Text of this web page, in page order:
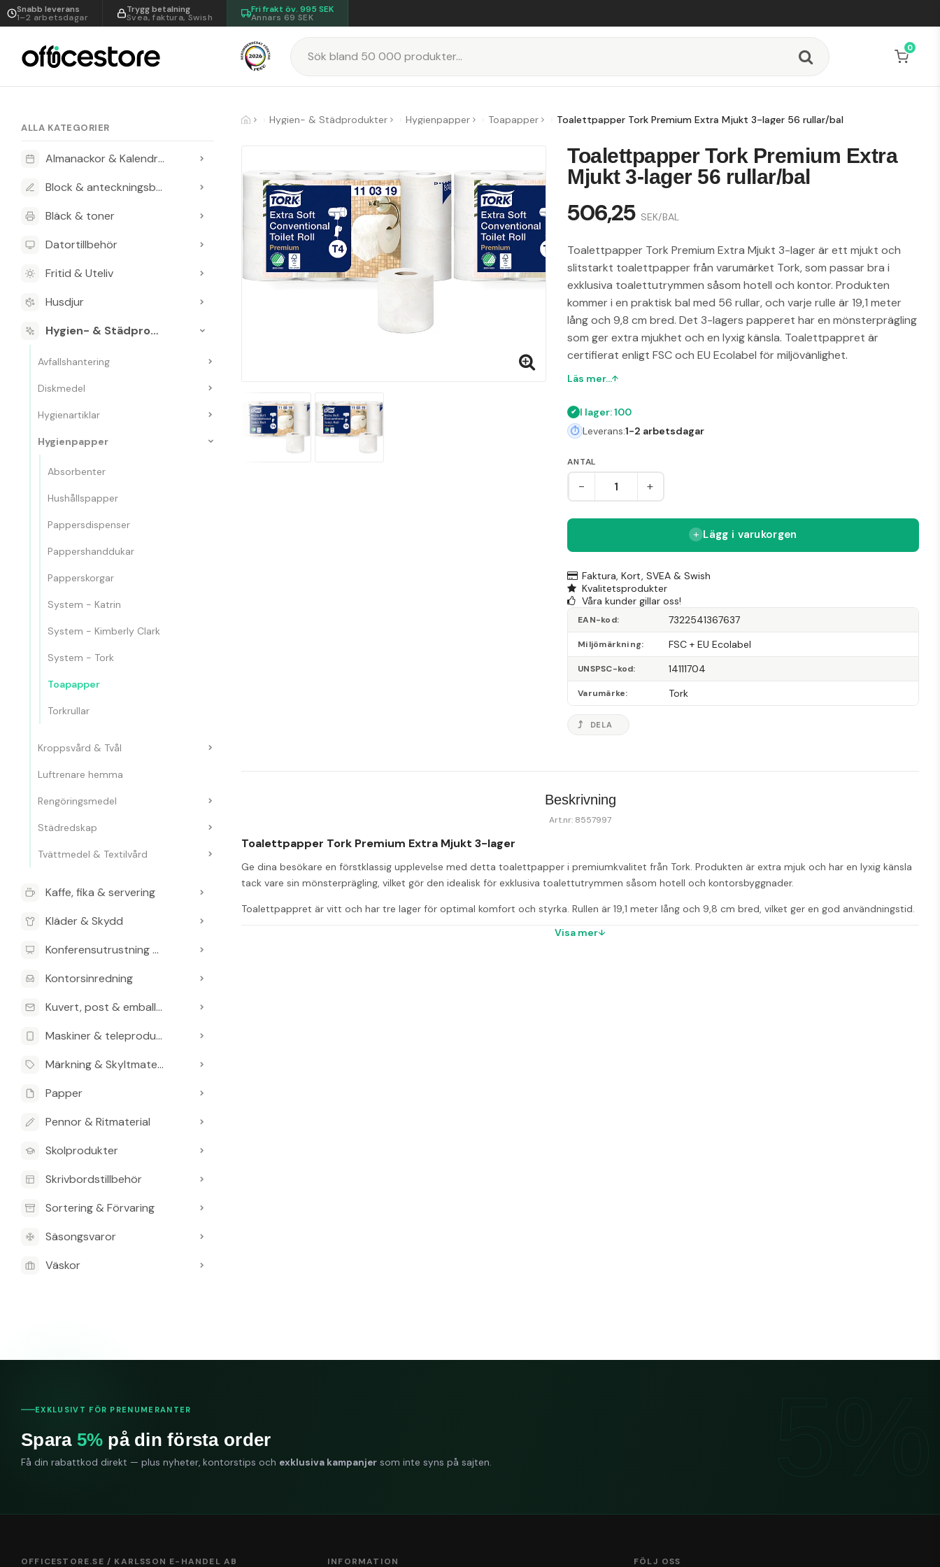
Snabb leverans
1–2 arbetsdagar
Trygg betalning
Svea, faktura, Swish
Fri frakt öv. 995 SEK
Annars 69 SEK
0
ALLA KATEGORIER
Almanackor & Kalendrar
Block & anteckningsböcker
Bläck & toner
Datortillbehör
Fritid & Uteliv
Husdjur
Hygien- & Städprodukter
Avfallshantering
Diskmedel
Hygienartiklar
Hygienpapper
Absorbenter
Hushållspapper
Pappersdispenser
Pappershanddukar
Papperskorgar
System - Katrin
System - Kimberly Clark
System - Tork
Toapapper
Torkrullar
Kroppsvård & Tvål
Luftrenare hemma
Rengöringsmedel
Städredskap
Tvättmedel & Textilvård
Kaffe, fika & servering
Kläder & Skydd
Konferensutrustning & Presentationsutrustning
Kontorsinredning
Kuvert, post & emballage
Maskiner & teleprodukter
Märkning & Skyltmaterial
Papper
Pennor & Ritmaterial
Skolprodukter
Skrivbordstillbehör
Sortering & Förvaring
Säsongsvaror
Väskor
Hygien- & Städprodukter Hygienpapper Toapapper Toalettpapper Tork Premium Extra Mjukt 3-lager 56 rullar/bal
Toalettpapper Tork Premium Extra
Mjukt 3-lager 56 rullar/bal
506,25 SEK/BAL
Toalettpapper Tork Premium Extra Mjukt 3-lager är ett mjukt och
slitstarkt toalettpapper från varumärket Tork, som passar bra i
exklusiva toalettutrymmen såsom hotell och kontor. Produkten
kommer i en praktisk bal med 56 rullar, och varje rulle är 19,1 meter
lång och 9,8 cm bred. Det 3-lagers papperet har en mönsterprägling
som ger extra mjukhet och en lyxig känsla. Toalettpappret är
certifierat enligt FSC och EU Ecolabel för miljövänlighet.
Läs mer...
I lager: 100
Leverans:1-2 arbetsdagar
ANTAL
- +
Lägg i varukorgen
Faktura, Kort, SVEA & Swish
Kvalitetsprodukter
Våra kunder gillar oss!
EAN-kod 7322541367637
Miljömärkning FSC + EU Ecolabel
UNSPSC-kod 14111704
Varumärke Tork
DELA
Beskrivning
Art.nr: 8557997
Toalettpapper Tork Premium Extra Mjukt 3-lager
Ge dina besökare en förstklassig upplevelse med detta toalettpapper i premiumkvalitet från Tork. Produkten är extra mjuk och har en lyxig känsla
tack vare sin mönsterprägling, vilket gör den idealisk för exklusiva toalettutrymmen såsom hotell och kontorsbyggnader.
Toalettpappret är vitt och har tre lager för optimal komfort och styrka. Rullen är 19,1 meter lång och 9,8 cm bred, vilket ger en god användningstid.
Visa mer
OFFICESTORE.SE / KARLSSON E-HANDEL AB INFORMATION FÖLJ OSS
EXKLUSIVT FÖR PRENUMERANTER
Spara 5% på din första order
Få din rabattkod direkt — plus nyheter, kontorstips och exklusiva kampanjer som inte syns på sajten.